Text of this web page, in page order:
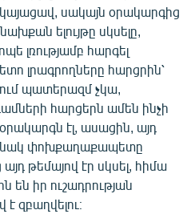
սակայն օրակարգից
ելույթը սկսելը,
լռությամբ հարգել
լրագրողները հարցրին՝
պատերազմ չկա,
հարցերն ամեն ինչի
էլ, ասացին, այդ
փոխքաղաքապետը
թեմայով էր սկսել, հիմա
իր ուշադրության
է զբաղվելու։